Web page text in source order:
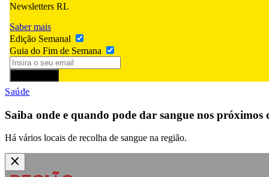
Newsletters RL
Saber mais
Edição Semanal
Guia do Fim de Semana
Saúde
Saiba onde e quando pode dar sangue nos próximos
Há vários locais de recolha de sangue na região.